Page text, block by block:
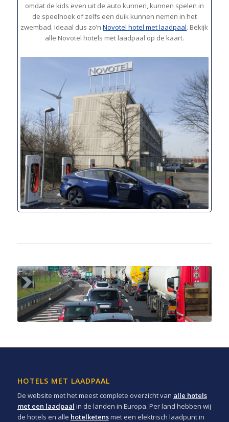
omdat de kids even uit de auto kunnen, kunnen spelen in
de speelhoek of zelfs een duik kunnen nemen in het
zwembad. Ideaal dus zo’nNovotel hotel met laadpaal. Bekijk
alle Novotel hotels met laadpaal op de kaart.
HOTELS MET LAADPAAL
De website met het meest complete overzicht van alle hotels
met een laadpaal in de landen in Europa. Per land hebben wij
de hotels en alle hotelketensmet een elektrisch laadpunt in